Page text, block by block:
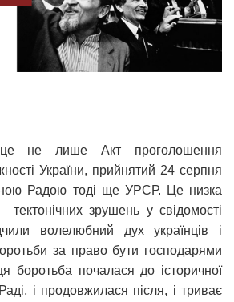
це не лише Акт проголошення
України, прийнятий 24 серпня
Радою тоді ще УРСР. Це низка
тектонічних зрушень у свідомості
волелюбний дух українців і
за право бути господарями
боротьба почалася до історичної
і продовжилася після, і триває